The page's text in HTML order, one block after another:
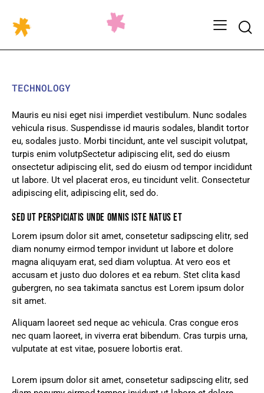
TECHNOLOGY
Mauris eu nisi eget nisi imperdiet vestibulum. Nunc sodales
vehicula risus. Suspendisse id mauris sodales, blandit tortor
eu, sodales justo. Morbi tincidunt, ante vel suscipit volutpat,
turpis enim volutpSectetur adipiscing elit, sed do eiusm
onsectetur adipiscing elit, sed do eiusm od tempor incididunt
ut labore. Ut vel placerat eros, eu tincidunt velit. Consectetur
adipiscing elit, adipiscing elit, sed do.
SED UT PERSPICIATIS UNDE OMNIS ISTE NATUS ET
Lorem ipsum dolor sit amet, consetetur sadipscing elitr, sed
diam nonumy eirmod tempor invidunt ut labore et dolore
magna aliquyam erat, sed diam voluptua. At vero eos et
accusam et justo duo dolores et ea rebum. Stet clita kasd
gubergren, no sea takimata sanctus est Lorem ipsum dolor
sit amet.
Aliquam laoreet sed neque ac vehicula. Cras congue eros
nec quam laoreet, in viverra erat bibendum. Cras turpis urna,
vulputate at est vitae, posuere lobortis erat.
Lorem ipsum dolor sit amet, consetetur sadipscing elitr, sed